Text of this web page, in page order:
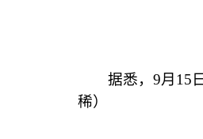
据悉，9月15日
稀）